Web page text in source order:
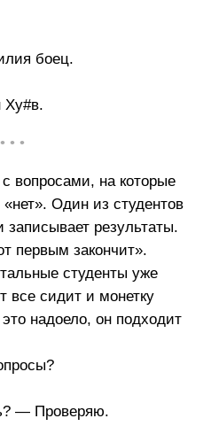
боец.
Ху#в.
• • •
вопросами, на которые
Один из студентов
записывает результаты.
первым закончит».
студенты уже
все сидит и монетку
надоело, он подходит
— Проверяю.